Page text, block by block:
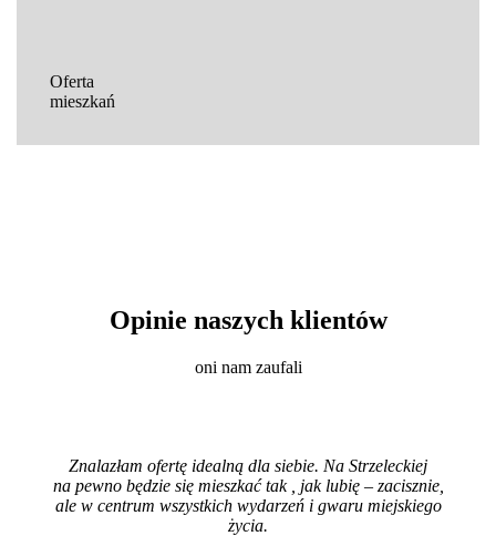
Oferta
mieszkań
Opinie naszych klientów
oni nam zaufali
Znalazłam ofertę idealną dla siebie. Na Strzeleckiej
na pewno będzie się mieszkać tak , jak lubię – zacisznie,
ale w centrum wszystkich wydarzeń i gwaru miejskiego
życia.